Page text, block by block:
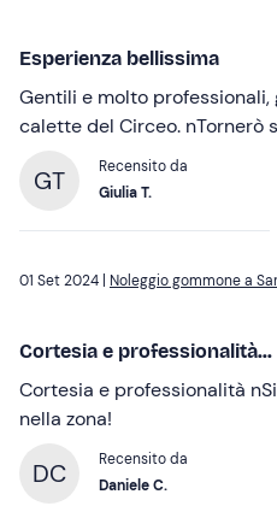
Esperienza bellissima
Gentili e molto
calette del Circeo. nTornerò
GT
Recensito da
Giulia T.
01 Set 2024 | Noleggio gommone a
Cortesia e professionalità...
Cortesia e professionalità
nella zona!
DC
Recensito da
Daniele C.